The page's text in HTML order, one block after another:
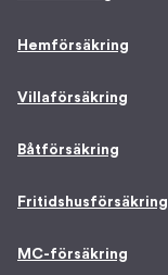
Hemförsäkring
Villaförsäkring
Båtförsäkring
Fritidshusförsäkring
MC-försäkring